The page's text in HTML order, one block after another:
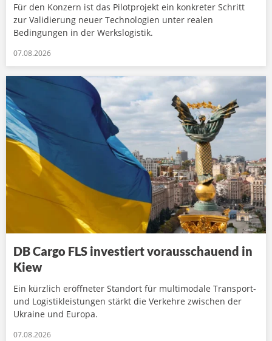
Für den Konzern ist das Pilotprojekt ein konkreter Schritt
zur Validierung neuer Technologien unter realen
Bedingungen in der Werkslogistik.
07.08.2026
DB Cargo FLS investiert vorausschauend in
Kiew
Ein kürzlich eröffneter Standort für multimodale Transport-
und Logistikleistungen stärkt die Verkehre zwischen der
Ukraine und Europa.
07.08.2026